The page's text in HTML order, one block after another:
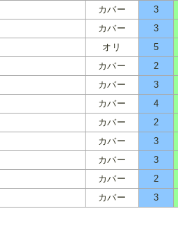
カバー 3
カバー 3
オリ 5
カバー 2
カバー 3
カバー 4
カバー 2
カバー 3
カバー 3
カバー 2
カバー 3